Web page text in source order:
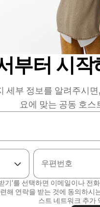
부터 시
세부 정보를 알려주시
요에 맞는 공동 호
우편번호
기'를 선택하면 이메일이나 전
해 연락을 받는 것에 동의하시
스트 네트워크 추가